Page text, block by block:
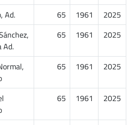
Ad. 65 1961
2025
Ad.
65 1961 2025
65 1961 2025
65 1961 2025